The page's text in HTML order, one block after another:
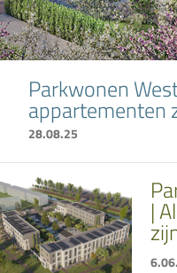
Parkwonen
appartementen
28.08.25
|